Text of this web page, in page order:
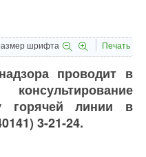
шрифта Печать
проводит в
горячей линии в
3-21-24.